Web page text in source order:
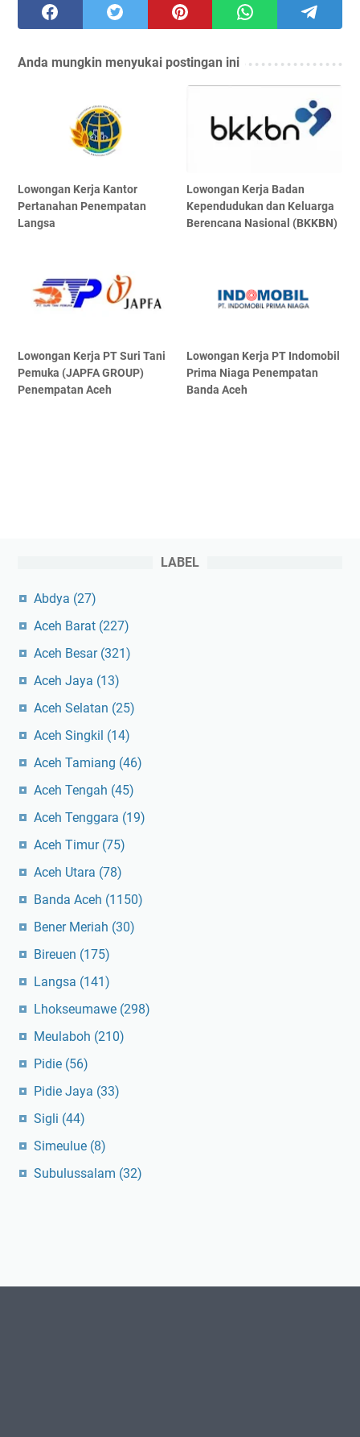
Anda mungkin menyukai postingan ini
Lowongan Kerja Kantor
Pertanahan Penempatan
Langsa
Lowongan Kerja Badan
Kependudukan dan Keluarga
Berencana Nasional (BKKBN)
Lowongan Kerja PT Suri Tani
Pemuka (JAPFA GROUP)
Penempatan Aceh
Lowongan Kerja PT Indomobil
Prima Niaga Penempatan
Banda Aceh
LABEL
Abdya (27)
Aceh Barat (227)
Aceh Besar (321)
Aceh Jaya (13)
Aceh Selatan (25)
Aceh Singkil (14)
Aceh Tamiang (46)
Aceh Tengah (45)
Aceh Tenggara (19)
Aceh Timur (75)
Aceh Utara (78)
Banda Aceh (1150)
Bener Meriah (30)
Bireuen (175)
Langsa (141)
Lhokseumawe (298)
Meulaboh (210)
Pidie (56)
Pidie Jaya (33)
Sigli (44)
Simeulue (8)
Subulussalam (32)